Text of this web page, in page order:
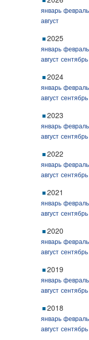
январь февраль
август
2025
январь февраль
август сентябрь
2024
январь февраль
август сентябрь
2023
январь февраль
август сентябрь
2022
январь февраль
август сентябрь
2021
январь февраль
август сентябрь
2020
январь февраль
август сентябрь
2019
январь февраль
август сентябрь
2018
январь февраль
август сентябрь